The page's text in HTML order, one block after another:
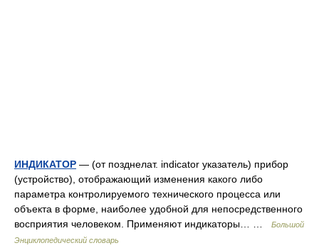
ИНДИКАТОР — (от позднелат. indicator указатель) прибор
(устройство), отображающий изменения какого либо
параметра контролируемого технического процесса или
объекта в форме, наиболее удобной для непосредственного
восприятия человеком. Применяют индикаторы… …
Большой
Энциклопедический словарь